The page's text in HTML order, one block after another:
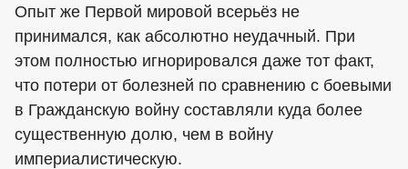
Опыт же Первой мировой всерьёз не
принимался, как абсолютно неудачный. При
этом полностью игнорировался даже тот факт,
что потери от болезней по сравнению с боевыми
в Гражданскую войну составляли куда более
существенную долю, чем в войну
империалистическую.